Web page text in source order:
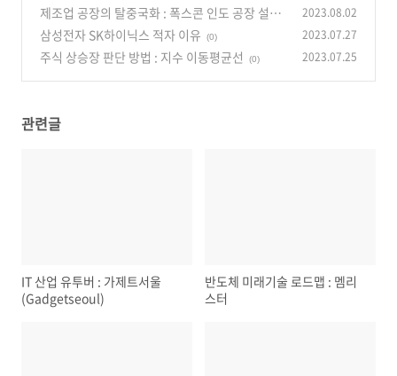
제조업 공장의 탈중국화 : 폭스콘 인도 공장 설립
(0)
2023.08.02
삼성전자 SK하이닉스 적자 이유 (0) 2023.07.27
주식 상승장 판단 방법 : 지수 이동평균선 (0) 2023.07.25
관련글
IT 산업 유투버 : 가제트서울
(Gadgetseoul)
반도체 미래기술 로드맵 : 멤리
스터